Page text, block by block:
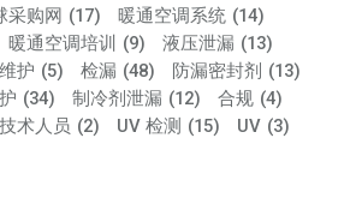
采购网 (17) 暖通空调系统 (14)
暖通空调培训 (9) 液压泄漏 (13)
护 (5) 检漏 (48) 防漏密封剂 (13)
(34) 制冷剂泄漏 (12) 合规 (4)
术人员 (2) UV 检测 (15) UV (3)